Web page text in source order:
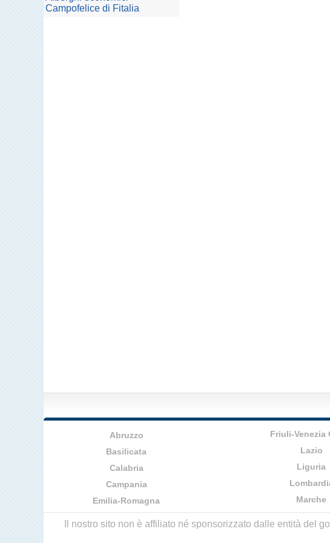
Campofelice di Fitalia
Abruzzo
Basilicata
Calabria
Campania
Emilia-Romagna
Friuli-Venezia
Lazio
Liguria
Marche
Il nostro sito non è affiliato né sponsorizzato dalle entità del